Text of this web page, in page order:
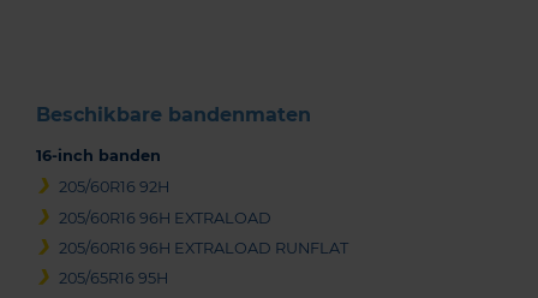
Beschikbare bandenmaten
16-inch banden
205/60R16 92H
205/60R16 96H EXTRALOAD
205/60R16 96H EXTRALOAD RUNFLAT
205/65R16 95H